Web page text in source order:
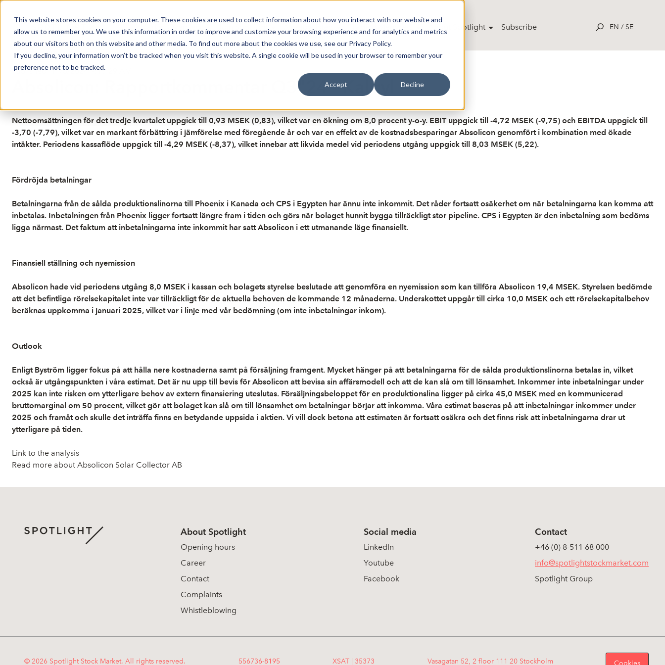
This website stores cookies on your computer. These cookies are used to collect information about how you interact with our website and
allow us to remember you. We use this information in order to improve and customize your browsing experience and for analytics and metrics
about our visitors both on this website and other media. To find out more about the cookies we use, see our Privacy Policy.
If you decline, your information won’t be tracked when you visit this website. A single cookie will be used in your browser to remember your
preference not to be tracked.
Accept Decline
About Spotlight Subscribe EN / SE
Published: 11/8/2024 9:16:29 AM
Absolicon: Rapportkommentar Q3"24 - Kalqyl
Nettoomsättningen för det tredje kvartalet uppgick till 0,93 MSEK (0,83), vilket var en ökning om 8,0 procent y-o-y. EBIT uppgick till -4,72 MSEK (-9,75) och EBITDA uppgick till
-3,70 (-7,79), vilket var en markant förbättring i jämförelse med föregående år och var en effekt av de kostnadsbesparingar Absolicon genomfört i kombination med ökade
intäkter. Periodens kassaflöde uppgick till -4,29 MSEK (-8,37), vilket innebar att likvida medel vid periodens utgång uppgick till 8,03 MSEK (5,22).
Fördröjda betalningar
Betalningarna från de sålda produktionslinorna till Phoenix i Kanada och CPS i Egypten har ännu inte inkommit. Det råder fortsatt osäkerhet om när betalningarna kan komma att
inbetalas. Inbetalningen från Phoenix ligger fortsatt längre fram i tiden och görs när bolaget hunnit bygga tillräckligt stor pipeline. CPS i Egypten är den inbetalning som bedöms
ligga närmast. Det faktum att inbetalningarna inte inkommit har satt Absolicon i ett utmanande läge finansiellt.
Finansiell ställning och nyemission
Absolicon hade vid periodens utgång 8,0 MSEK i kassan och bolagets styrelse beslutade att genomföra en nyemission som kan tillföra Absolicon 19,4 MSEK. Styrelsen bedömde
att det befintliga rörelsekapitalet inte var tillräckligt för de aktuella behoven de kommande 12 månaderna. Underskottet uppgår till cirka 10,0 MSEK och ett rörelsekapitalbehov
beräknas uppkomma i januari 2025, vilket var i linje med vår bedömning (om inte inbetalningar inkom).
Outlook
Enligt Byström ligger fokus på att hålla nere kostnaderna samt på försäljning framgent. Mycket hänger på att betalningarna för de sålda produktionslinorna betalas in, vilket
också är utgångspunkten i våra estimat. Det är nu upp till bevis för Absolicon att bevisa sin affärsmodell och att de kan slå om till lönsamhet. Inkommer inte inbetalningar under
2025 kan inte risken om ytterligare behov av extern finansiering uteslutas. Försäljningsbeloppet för en produktionslina ligger på cirka 45,0 MSEK med en kommunicerad
bruttomarginal om 50 procent, vilket gör att bolaget kan slå om till lönsamhet om betalningar börjar att inkomma. Våra estimat baseras på att inbetalningar inkommer under
2025 och framåt och skulle det inträffa finns en betydande uppsida i aktien. Vi vill dock betona att estimaten är fortsatt osäkra och det finns risk att inbetalningarna drar ut
ytterligare på tiden.
Link to the analysis
Read more about Absolicon Solar Collector AB
About Spotlight
Opening hours
Career
Contact
Complaints
Whistleblowing
Social media
LinkedIn
Youtube
Facebook
Contact
+46 (0) 8-511 68 000
info@spotlightstockmarket.com
Spotlight Group
© 2026 Spotlight Stock Market. All rights reserved. 556736-8195 XSAT | 35373 Vasagatan 52, 2 floor 111 20 Stockholm Cookies